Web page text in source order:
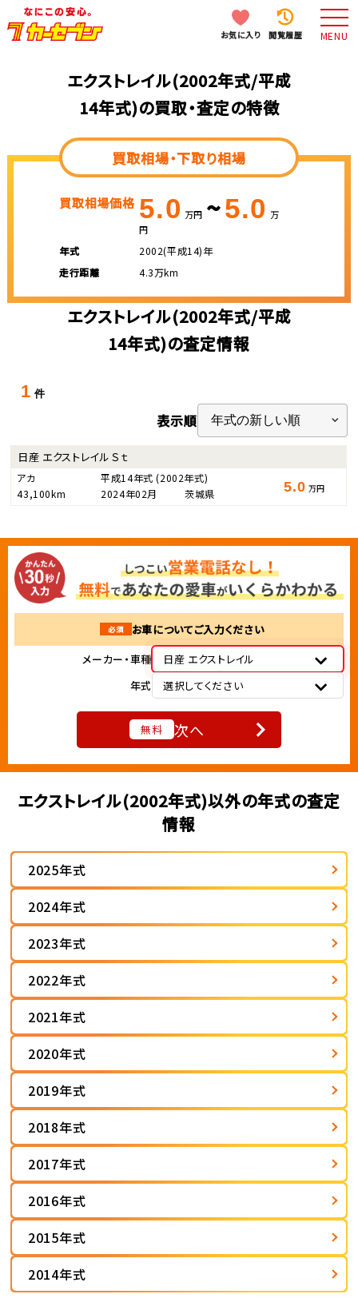
お気に入り 閲覧履歴 MENU
エクストレイル(2002年式/平成
14年式)の買取・査定の特徴
買取相場・下取り相場
買取相場価格 5.0 万円 ~5.0 万
円
年式
2002(平成14)年
走行距離
4.3万km
エクストレイル(2002年式/平成
14年式)の査定情報
1 件
表示順
日産 エクストレイル Ｓｔ
アカ 平成14年式(2002年式)
43,100km
2024年02月 茨城県 5.0 万円
必須
お車についてご入力ください
メーカー・車種
日産 エクストレイル
年式
選択してください
無料 次へ
エクストレイル(2002年式)以外の年式の査定
情報
2025年式
2024年式
2023年式
2022年式
2021年式
2020年式
2019年式
2018年式
2017年式
2016年式
2015年式
2014年式